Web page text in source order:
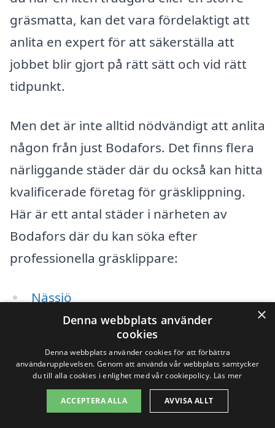
gräsmatta, kan det vara fördelaktigt att
anlita en expert för att säkerställa att
jobbet blir gjort på rätt sätt och vid rätt
tidpunkt.
Men det är inte alltid nödvändigt att anlita
någon från just Bodafors. Det finns flera
närliggande städer där du också kan hitta
kvalificerade företag för gräsklippning.
Här är ett antal städer i närheten av
Bodafors där du kan söka efter
professionella gräsklippare:
Nässjö
Hultsfred
Vetlanda
Eksjö
×
Denna webbplats använder
cookies
Denna webbplats använder cookies för att förbättra
användarupplevelsen. Genom att använda vår webbplats samtycker
du till alla cookies i enlighet med vår cookiepolicy. Läs mer
ACCEPTERA ALLA AVVISA ALLT